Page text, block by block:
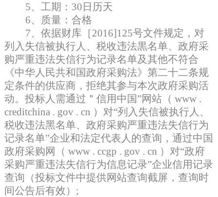
5、工期：30日历天
6、质量：合格
7、依据财库［2016]125号文件规定，对
列入失信被执行人、税收违法黒名单、政府采
购严重违法失信行为记录名单及其他不符合
《中华人民共和国政府采购法》第二十二条规
定条件的供应商，拒绝其参与本次政府采购活
动。投标人需通过＂信用中国”网站（ www .
creditchina . gov . cn ）对“列入失信被执行人、
税收违法黑名单、政府采购严重违法失信行为
记录名单”企业和法定代表人的查询，通过中国
政府采购网（ www . ccgp . gov . cn ）对“政府
采购严重违法失信行为信息记录”企业信用记录
查询（投标文件中提供网站查询截屏，查询时
间公告后有效）;